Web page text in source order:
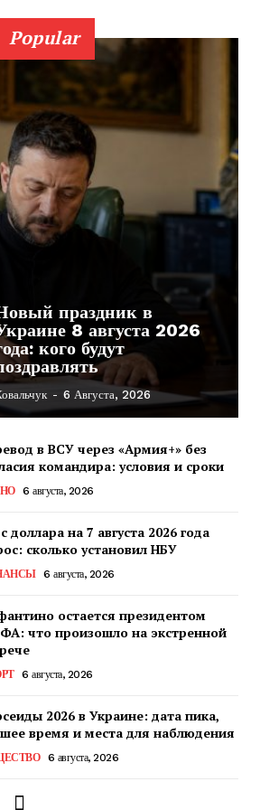
Popular
праздник в
8 августа 2026
кого будут
- 6 Августа, 2026
в ВСУ через «Армия+» без
командира: условия и сроки
6 августа, 2026
доллара на 7 августа 2026 года
сколько установил НБУ
6 августа, 2026
остается президентом
что произошло на экстренной
6 августа, 2026
2026 в Украине: дата пика,
время и места для наблюдения
6 августа, 2026